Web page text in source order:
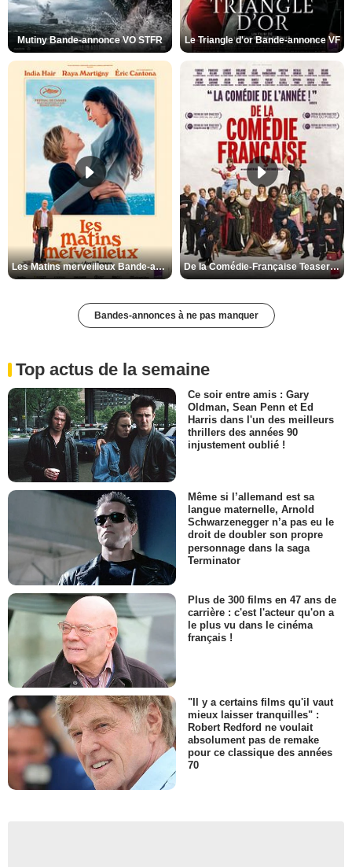
Mutiny Bande-annonce VO STFR Le Triangle d'or Bande-annonce VF
Les Matins merveilleux Bande-annonce VF De la Comédie-Française Teaser VF
Bandes-annonces à ne pas manquer
Top actus de la semaine
Ce soir entre amis : Gary
Oldman, Sean Penn et Ed
Harris dans l'un des meilleurs
thrillers des années 90
injustement oublié !
Même si l’allemand est sa
langue maternelle, Arnold
Schwarzenegger n’a pas eu le
droit de doubler son propre
personnage dans la saga
Terminator
Plus de 300 films en 47 ans de
carrière : c'est l'acteur qu'on a
le plus vu dans le cinéma
français !
"Il y a certains films qu'il vaut
mieux laisser tranquilles" :
Robert Redford ne voulait
absolument pas de remake
pour ce classique des années
70